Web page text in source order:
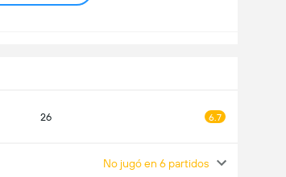
26 6.7
No jugó en 6 partidos